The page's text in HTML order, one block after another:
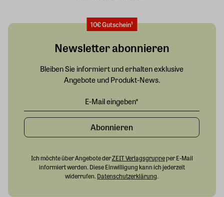
10€ Gutschein¹
Newsletter abonnieren
Bleiben Sie informiert und erhalten exklusive
Angebote und Produkt-News.
Abonnieren
Ich möchte über Angebote derZEIT Verlagsgruppeper E-Mail
informiert werden. Diese Einwilligung kann ich jederzeit
widerrufen. Datenschutzerklärung.